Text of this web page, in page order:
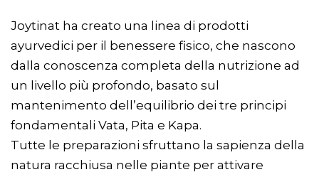
Joytinat ha creato una linea di prodotti
ayurvedici per il benessere fisico, che nascono
dalla conoscenza completa della nutrizione ad
un livello più profondo, basato sul
mantenimento dell’equilibrio dei tre principi
fondamentali Vata, Pita e Kapa.
Tutte le preparazioni sfruttano la sapienza della
natura racchiusa nelle piante per attivare